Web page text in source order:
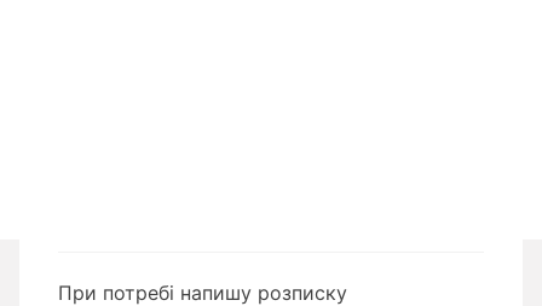
При потребі напишу розписку